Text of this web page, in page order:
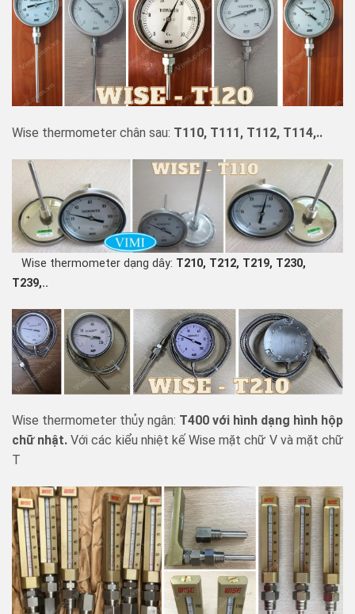
Wise thermometer chân sau: T110, T111, T112, T114,..
Wise thermometer dạng dây: T210, T212, T219, T230,
T239,..
Wise thermometer thủy ngân: T400 với hình dạng hình hộp
chữ nhật.Với các kiểu nhiệt kế Wise mặt chữ V và mặt chữ
T